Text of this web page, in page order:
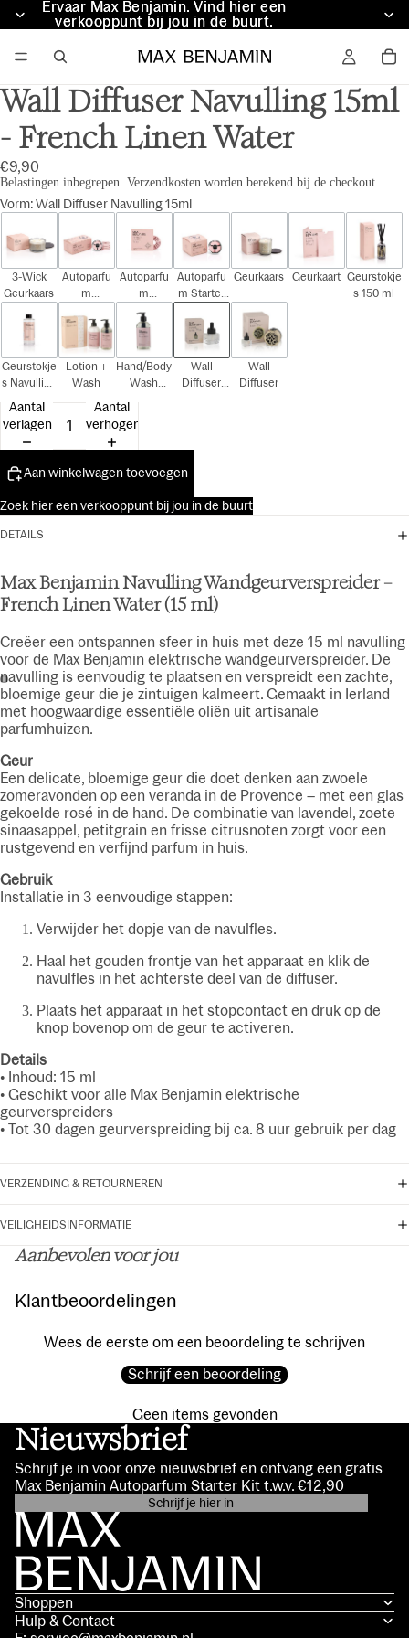
Ervaar Max Benjamin. Vind hier een
verkooppunt bij jou in de buurt.
Ervaar Max Benjamin. Vind hier een
verkooppunt bij jou in de buurt.
Wall Diffuser Navulling 15ml
- French Linen Water
€9,90
Belastingen inbegrepen. Verzendkosten worden berekend bij de checkout.
Vorm:Wall Diffuser Navulling 15ml
3-Wick
Geurkaars
Autoparfu
m
Autoparfu
m
Navulling
Autoparfu
m Starter
Geurkaars Geurkaart Geurstokje
s 150 ml
Geurstokje
s Navulling
Lotion +
Wash
Hand/Body
Wash
Wall
Diffuser
Wall
Diffuser
Aantal
verlagen
Aantal
verhogen
Aan winkelwagen toevoegen
Zoek hier een verkooppunt bij jou in de buurt
DETAILS
Max Benjamin Navulling Wandgeurverspreider –
French Linen Water (15 ml)
Creëer een ontspannen sfeer in huis met deze 15 ml navulling
voor de Max Benjamin elektrische wandgeurverspreider. De
navulling is eenvoudig te plaatsen en verspreidt een zachte,
bloemige geur die je zintuigen kalmeert. Gemaakt in Ierland
met hoogwaardige essentiële oliën uit artisanale
parfumhuizen.
Geur
Een delicate, bloemige geur die doet denken aan zwoele
zomeravonden op een veranda in de Provence – met een glas
gekoelde rosé in de hand. De combinatie van lavendel, zoete
sinaasappel, petitgrain en frisse citrusnoten zorgt voor een
rustgevend en verfijnd parfum in huis.
Gebruik
Installatie in 3 eenvoudige stappen:
Verwijder het dopje van de navulfles.
Haal het gouden frontje van het apparaat en klik de
navulfles in het achterste deel van de diffuser.
Plaats het apparaat in het stopcontact en druk op de
knop bovenop om de geur te activeren.
Details
• Inhoud: 15 ml
• Geschikt voor alle Max Benjamin elektrische
geurverspreiders
• Tot 30 dagen geurverspreiding bij ca. 8 uur gebruik per dag
VERZENDING & RETOURNEREN
VEILIGHEIDSINFORMATIE
Aanbevolen voor jou
Klantbeoordelingen
Wees de eerste om een beoordeling te schrijven
Schrijf een beoordeling
Geen items gevonden
Nieuwsbrief
Schrijf je in voor onze nieuwsbrief en ontvang een gratis
Max Benjamin Autoparfum Starter Kit t.w.v. €12,90
Schrijf je hier in
Shoppen
Hulp & Contact
Privacybeleid
Contactgegevens
Algemene voorwaarden
Verzendbeleid
Terugbetalingsbeleid